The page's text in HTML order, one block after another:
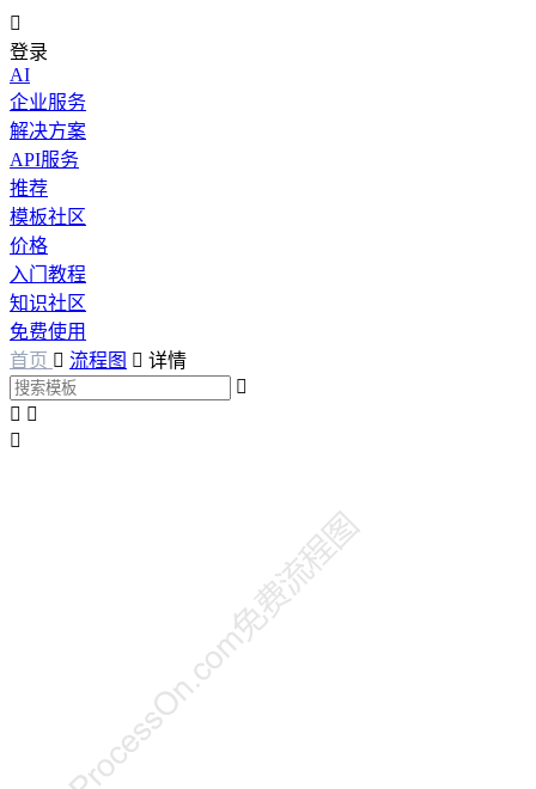

登录
AI
企业服务
解决方案
API服务
推荐
模板社区
价格
入门教程
知识社区
免费使用
首页  流程图  详情

 
